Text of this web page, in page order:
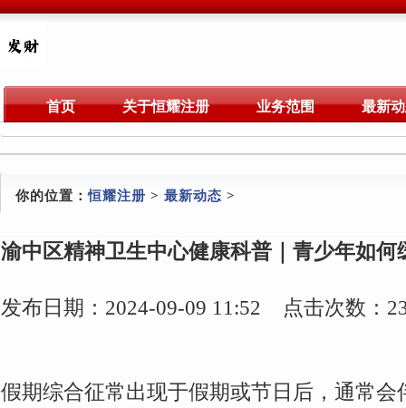
首页 关于恒耀注册 业务范围 最新
你的位置：恒耀注册 > 最新动态 >
渝中区精神卫生中心健康科普｜青少年如何
发布日期：2024-09-09 11:52 点击次数：
假期综合征常出现于假期或节日后，通常